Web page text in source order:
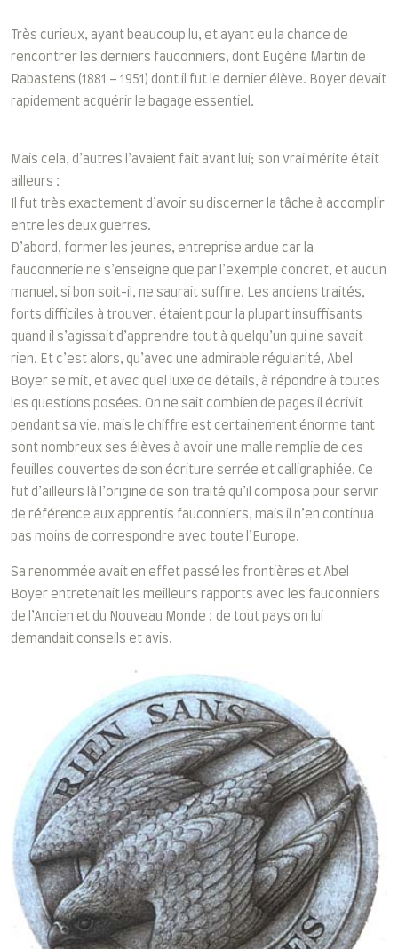
Très curieux, ayant beaucoup lu, et ayant eu la chance de
rencontrer les derniers fauconniers, dont Eugène Martin de
Rabastens (1881 – 1951) dont il fut le dernier élève. Boyer devait
rapidement acquérir le bagage essentiel.
Mais cela, d’autres l’avaient fait avant lui; son vrai mérite était
ailleurs :
Il fut très exactement d’avoir su discerner la tâche à accomplir
entre les deux guerres.
D’abord, former les jeunes, entreprise ardue car la
fauconnerie ne s’enseigne que par l’exemple concret, et aucun
manuel, si bon soit-il, ne saurait suffire. Les anciens traités,
forts difficiles à trouver, étaient pour la plupart insuffisants
quand il s’agissait d’apprendre tout à quelqu’un qui ne savait
rien. Et c’est alors, qu’avec une admirable régularité, Abel
Boyer se mit, et avec quel luxe de détails, à répondre à toutes
les questions posées. On ne sait combien de pages il écrivit
pendant sa vie, mais le chiffre est certainement énorme tant
sont nombreux ses élèves à avoir une malle remplie de ces
feuilles couvertes de son écriture serrée et calligraphiée. Ce
fut d’ailleurs là l’origine de son traité qu’il composa pour servir
de référence aux apprentis fauconniers, mais il n’en continua
pas moins de correspondre avec toute l’Europe.
Sa renommée avait en effet passé les frontières et Abel
Boyer entretenait les meilleurs rapports avec les fauconniers
de l’Ancien et du Nouveau Monde : de tout pays on lui
demandait conseils et avis.